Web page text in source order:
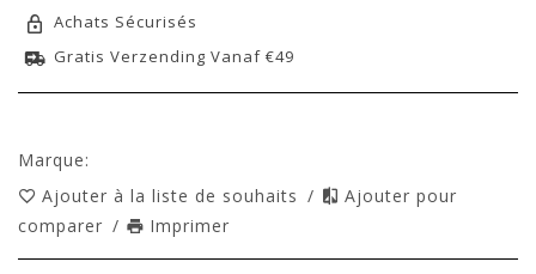
Achats Sécurisés
Gratis Verzending Vanaf €49
Marque:
Ajouter à la liste de souhaits /
Ajouter pour
comparer / Imprimer